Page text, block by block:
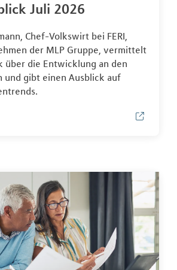
Juli 2026
Chef-Volkswirt bei FERI,
der MLP Gruppe, vermittelt
über die Entwicklung an den
und gibt einen Ausblick auf